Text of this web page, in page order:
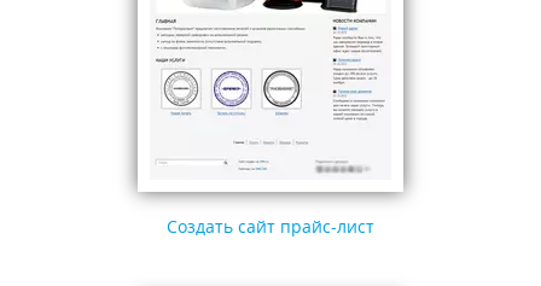
Создать сайт прайс-лист